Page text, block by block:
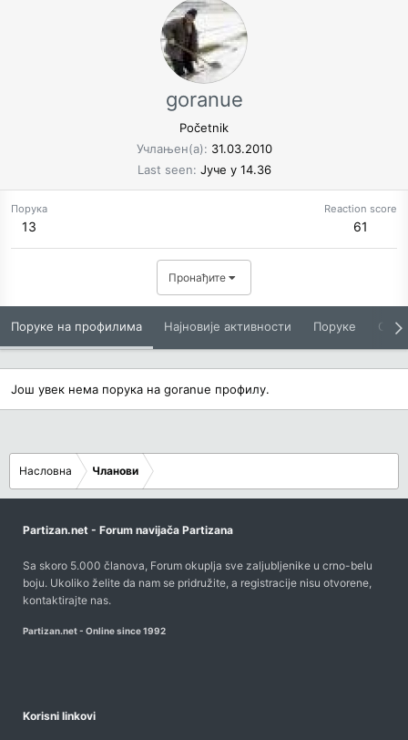
goranue
Početnik
Учлањен(а)
31.03.2010
Last seen Јуче у 14.36
Порука
13
Reaction score
61
Пронађите
Поруке на профилима Најновије активности Поруке O
Још увек нема порука на goranue профилу.
Насловна Чланови
Partizan.net - Forum navijača Partizana
Sa skoro 5.000 članova, Forum okuplja sve zaljubljenike u crno-belu
boju. Ukoliko želite da nam se pridružite, a registracije nisu otvorene,
kontaktirajte nas.
Partizan.net - Online since 1992
Korisni linkovi